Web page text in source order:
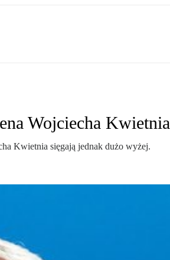
Wojciecha Kwietnia
Kwietnia sięgają jednak dużo wyżej.